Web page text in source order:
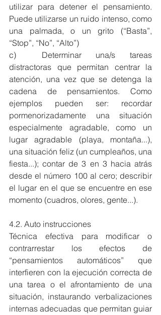
utilizar para detener el pensamiento.
Puede utilizarse un ruido intenso, como
una palmada, o un grito (“Basta”,
“Stop”, “No”, “Alto”)
c)	Determinar una/s tareas
distractoras que permitan centrar la
atención, una vez que se detenga la
cadena de pensamientos. Como
ejemplos pueden ser: recordar
pormenorizadamente una situación
especialmente agradable, como un
lugar agradable (playa, montaña...),
una situación feliz (un cumpleaños, una
fiesta...); contar de 3 en 3 hacia atrás
desde el número 100 al cero; describir
el lugar en el que se encuentre en ese
momento (cuadros, olores, gente...).
4.2. Auto instrucciones
Técnica efectiva para modificar o
contrarrestar los efectos de
“pensamientos automáticos” que
interfieren con la ejecución correcta de
una tarea o el afrontamiento de una
situación, instaurando verbalizaciones
internas adecuadas que permitan guiar